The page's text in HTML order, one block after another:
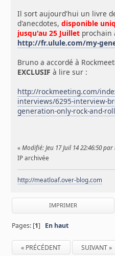
Il sort aujourd'hui un livre
d'anecdotes,disponible
jusqu'au 25 Juillet prochain
http://fr.ulule.com/my-
Bruno a accordé à
EXCLUSIF à lire sur :
http://rockmeeting.com/
interviews/6295-interview-
generation-only-rock-and-
«Modifié: Jeu 17 Juil 14 22:46:50
IP archivée
http://meatloaf.over-blog.com
IMPRIMER
Pages: [1] En haut
« PRÉCÉDENT SUIVANT »